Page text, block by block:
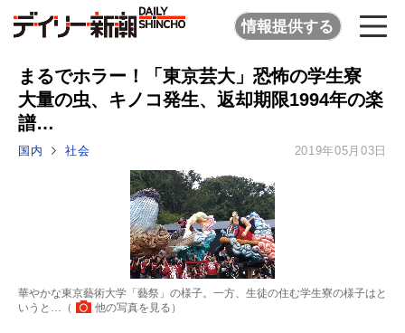
情報提供する
まるでホラー！「東京芸大」恐怖の学生寮
大量の虫、キノコ発生、返却期限1994年の楽
譜…
国内 社会 2019年05月03日
華やかな東京藝術大学「藝祭」の様子。一方、生徒の住む学生寮の様子はと
いうと…（
他の写真を見る ）